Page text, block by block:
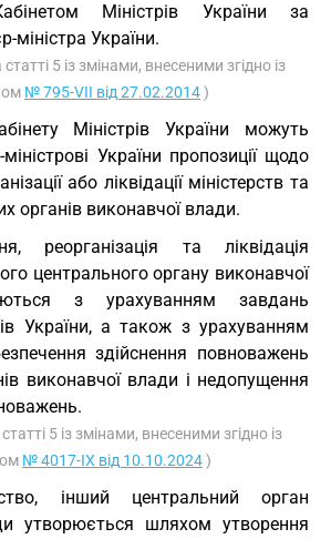
Міністрів України за
України.
5 із змінами, внесеними згідно із
№ 795-VII від 27.02.2014)
Міністрів України можуть
України пропозиції щодо
або ліквідації міністерств та
органів виконавчої влади.
реорганізація та ліквідація
центрального органу виконавчої
з урахуванням завдань
України, а також з урахуванням
здійснення повноважень
виконавчої влади і недопущення
5 із змінами, внесеними згідно із
№ 4017-IX від 10.10.2024)
інший центральний орган
утворюється шляхом утворення